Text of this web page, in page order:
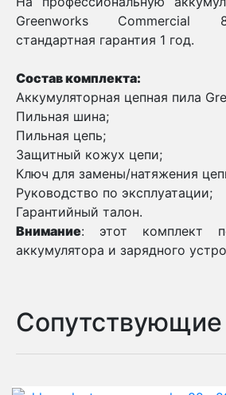
Greenworks Commercial
стандартная гарантия 1 год.
Состав комплекта:
Аккумуляторная цепная пила
Пильная шина;
Пильная цепь;
Защитный кожух цепи;
Ключ для замены/натяжения
Руководство по эксплуатации;
Гарантийный талон.
Внимание: этот комплект
аккумулятора и зарядного